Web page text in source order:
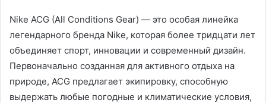
Nike ACG (All Conditions Gear) — это особая линейка
легендарного бренда Nike, которая более тридцати лет
объединяет спорт, инновации и современный дизайн.
Первоначально созданная для активного отдыха на
природе, ACG предлагает экипировку, способную
выдержать любые погодные и климатические условия,